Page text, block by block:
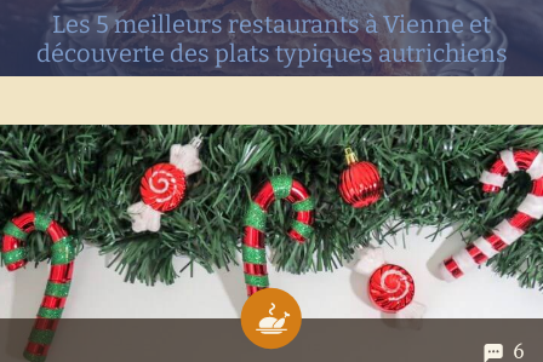
Les 5 meilleurs restaurants à Vienne et
découverte des plats typiques autrichiens
Nous vous partageons les 5 meilleurs restaurants à Vienne
(selon nous) et nos adresses gourmandes. Les spécialités
culinaires de l'Autriche n'auront alors plus de secret pour
vous!
6